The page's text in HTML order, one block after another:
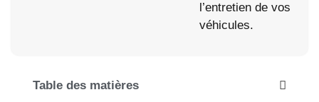
l’entretien de vos
véhicules.
Table des matières